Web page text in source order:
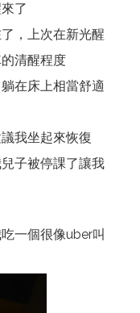
了
，上次在新光醒
清醒程度
在床上相當舒適
我坐起來恢復
子被停課了讓我
一個很像uber叫